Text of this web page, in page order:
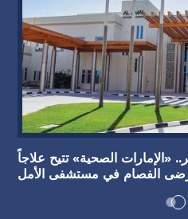
كل 6 أشهر.. «الإمارات الصحية» تتيح علاجاً
الفصام في مستشفى الأمل